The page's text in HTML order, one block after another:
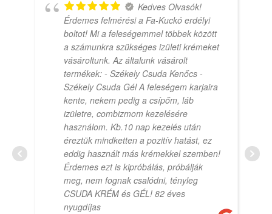
Kedves Olvasók!
Érdemes felmérési a Fa-Kuckó erdélyi
boltot! Mi a feleségemmel többek között
a számunkra szükséges izületi krémeket
vásároltunk. Az általunk vásárolt
termékek: - Székely Csuda Kenőcs -
Székely Csuda Gél A feleségem karjaira
kente, nekem pedig a csípőm, láb
izületre, combizmom kezelésére
használom. Kb.10 nap kezelés után
éreztük mindketten a pozitív hatást, ez
eddig használt más krémekkel szemben!
Érdemes ezt is kipróbálás, próbálják
meg, nem fognak csalódni, tényleg
CSUDA KRÉM és GÉL! 82 éves
nyugdíjas